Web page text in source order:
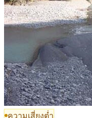
ความเสี่ยงต่ำ